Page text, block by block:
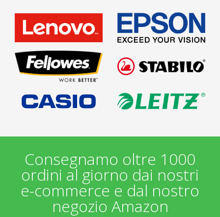
Consegnamo oltre 1000
ordini al giorno dai nostri
e-commerce e dal nostro
negozio Amazon